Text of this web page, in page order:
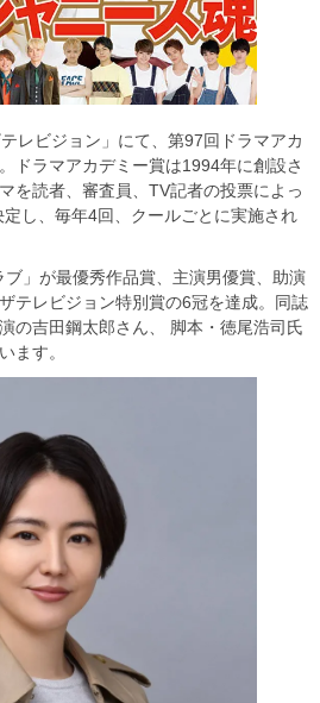
レビジョン」にて、第97回ドラマアカ
ドラマアカデミー賞は1994年に創設さ
を読者、審査員、TV記者の投票によっ
し、毎年4回、クールごとに実施され
」が最優秀作品賞、主演男優賞、助演
テレビジョン特別賞の6冠を達成。同誌
の吉田鋼太郎さん、 脚本・徳尾浩司氏
ます。